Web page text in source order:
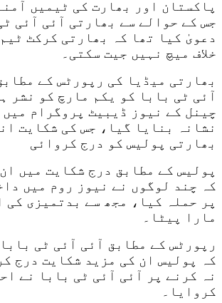
پاکستان اور بھارت کی ٹیمیں
جس کے حوالے سے بھارتی آئی آئی
دعویٰ کیا تھا کہ بھارتی کرکٹ
خلاف میچ نہیں جیت سکتی۔
بھارتی میڈیا کی رپورٹس کے
آئی ٹی بابا کو یکم مارچ کو نشر
چینل کے نیوز ڈیبیٹ پروگرام میں
نشانہ بنایا گیا، جس کی شکایت
بھارتی پولیس کو درج کروائی
پولیس کے مطابق درج شکایت میں
کہ چند لوگوں نے نیوز روم میں
پر حملہ کیا، مجھ سے بدتمیزی کی
مارا پیٹا۔
رپورٹس کے مطابق آئی آئی ٹی
کہ پولیس ان کی مزید شکایت درج
نہ کرنے پر آئی آئی ٹی بابا نے
کروایا۔